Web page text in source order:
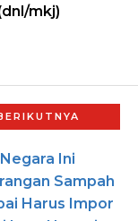
mkj)
Negara Ini
Sampah
Harus Impor